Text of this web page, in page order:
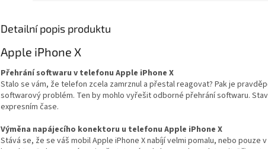
Detailní popis produktu
Apple iPhone X
Přehrání softwaru v telefonu Apple iPhone X
Stalo se vám, že telefon zcela zamrznul a přestal reagovat? Pak je
softwarový problém. Ten by mohlo vyřešit odborné přehrání softwaru.
expresním čase.
Výměna napájecího konektoru u telefonu Apple iPhone X
Stává se, že se váš mobil Apple iPhone X nabíjí velmi pomalu, nebo